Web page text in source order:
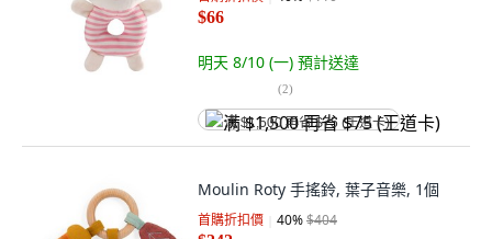
$66
明天 8/10 (一) 預計送達
(2)
满 $1,500 再省 $75 (王道卡)
Moulin Roty 手搖鈴, 葉子音樂, 1個
首購折扣價 40%$404